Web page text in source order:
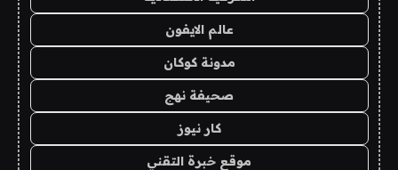
عالم الايفون
مدونة كوكان
صحيفة نهج
كار نيوز
موقع خبرة التقني